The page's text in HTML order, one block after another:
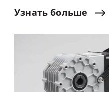
Узнать больше